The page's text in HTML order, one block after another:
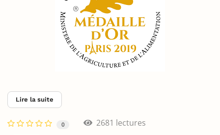
Lire la suite
0 2681 lectures